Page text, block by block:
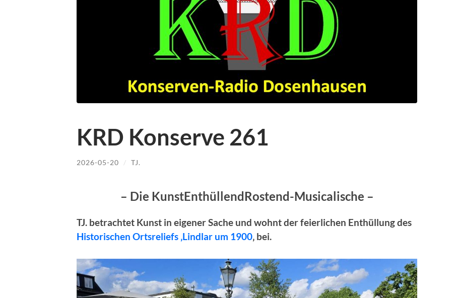
KRD Konserve 261
2026-05-20 / TJ.
– Die KunstEnthüllendRostend-Musicalische –
TJ. betrachtet Kunst in eigener Sache und wohnt derfeierlichen Enthüllung des
Historischen Ortsreliefs ‚Lindlar um 1900‚ bei.